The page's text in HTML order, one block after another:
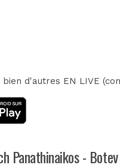
d'autres EN LIVE
Panathinaikos -